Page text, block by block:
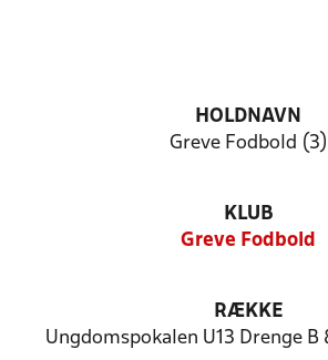
HOLDNAVN
Greve Fodbold (3)
KLUB
Greve Fodbold
RÆKKE
Ungdomspokalen U13 Drenge